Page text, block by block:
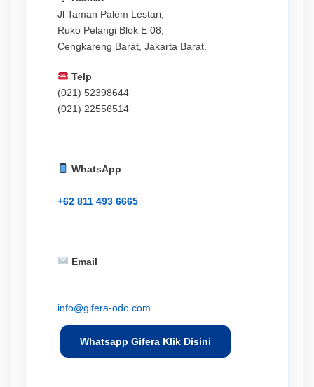
Jl Taman Palem Lestari,
Ruko Pelangi Blok E 08,
Cengkareng Barat, Jakarta Barat.
Telp
(021) 52398644
(021) 22556514
WhatsApp
+62 811 493 6665
Email
info@gifera-odo.com
Whatsapp Gifera Klik Disini